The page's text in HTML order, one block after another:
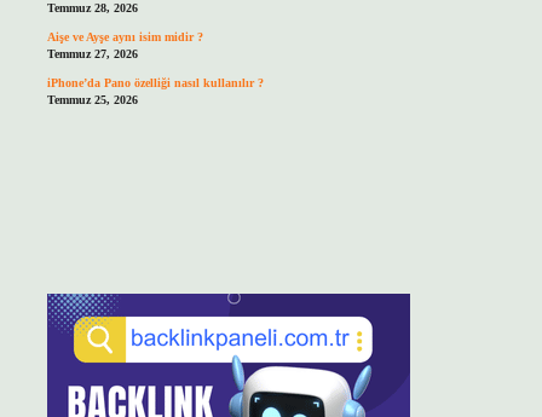
Temmuz 28, 2026
Aişe ve Ayşe aynı isim midir ?
Temmuz 27, 2026
iPhone’da Pano özelliği nasıl kullanılır ?
Temmuz 25, 2026